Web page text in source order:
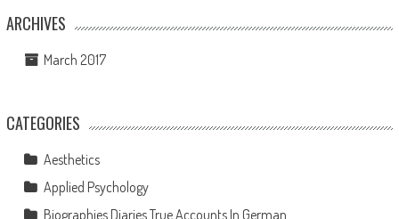
ARCHIVES
March 2017
CATEGORIES
Aesthetics
Applied Psychology
Biographies Diaries True Accounts In German